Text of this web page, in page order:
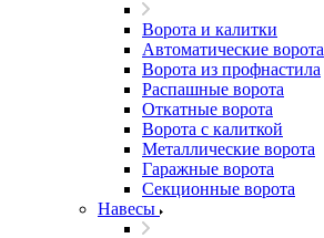
Ворота и калитки
Автоматические ворота
Ворота из профнастила
Распашные ворота
Откатные ворота
Ворота с калиткой
Металлические ворота
Гаражные ворота
Секционные ворота
Навесы